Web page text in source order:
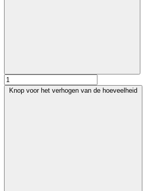
Knop voor het verhogen van de hoeveelheid